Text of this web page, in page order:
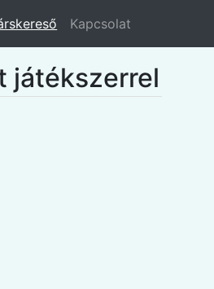
Kapcsolat
játékszerrel